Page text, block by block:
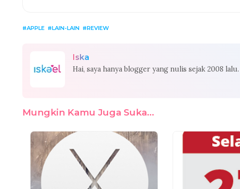
APPLE LAIN-LAIN REVIEW
Iska
Hai, saya hanya blogger yang nulis sejak 2008
Mungkin Kamu Juga Suka...